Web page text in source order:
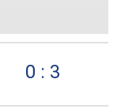
0 : 3